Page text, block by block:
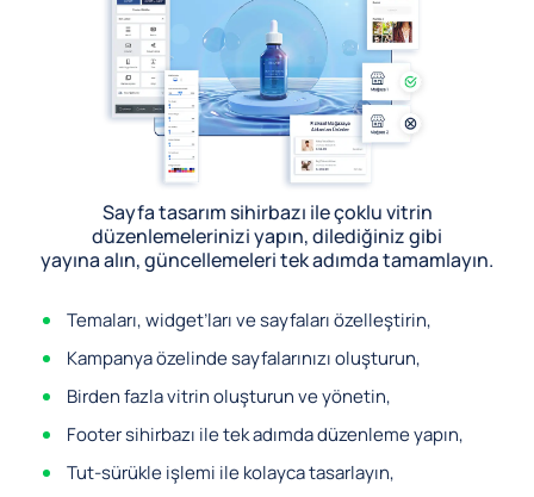
Sayfa tasarım sihirbazı ile çoklu vitrin
düzenlemelerinizi yapın, dilediğiniz gibi
yayına alın, güncellemeleri tek adımda tamamlayın.
Temaları, widget’ları ve sayfaları özelleştirin,
Kampanya özelinde sayfalarınızı oluşturun,
Birden fazla vitrin oluşturun ve yönetin,
Footer sihirbazı ile tek adımda düzenleme yapın,
Tut-sürükle işlemi ile kolayca tasarlayın,